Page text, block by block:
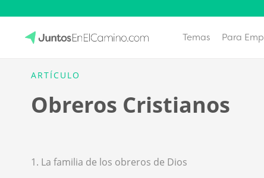
JuntosEnElCamino.com
Temas Para
ARTÍCULO
Obreros Cristianos
1. La familia de los obreros de Dios